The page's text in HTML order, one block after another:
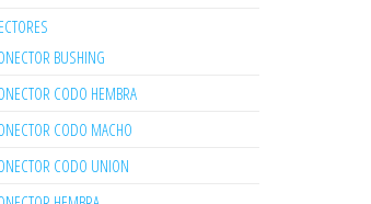
BUSHING
CODO HEMBRA
CODO MACHO
CODO UNION